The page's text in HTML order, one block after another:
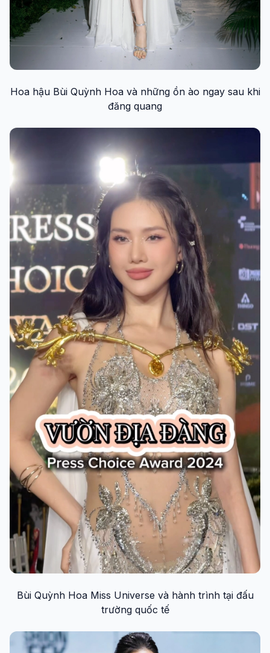
Hoa hậu Bùi Quỳnh Hoa và những ồn ào ngay sau khi
đăng quang
Bùi Quỳnh Hoa Miss Universe và hành trình tại đấu
trường quốc tế